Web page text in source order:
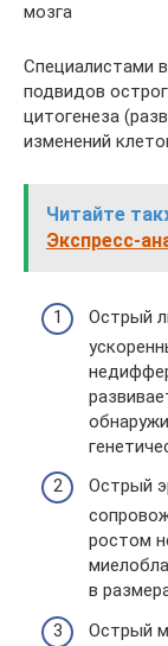
мозга
Специалистами
подвидов
цитогенеза
изменений
Читайте
Экспресс-
Острый
Острый
ростом
в
Острый